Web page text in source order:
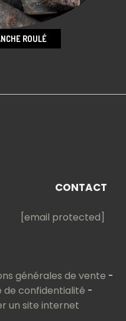
ROULÉ
CONTACT
[email protected]
générales de vente
de confidentialité
un site internet